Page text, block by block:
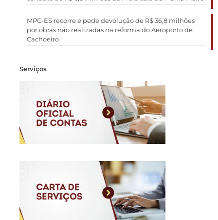
MPC-ES recorre e pede devolução de R$ 36,8 milhões
por obras não realizadas na reforma do Aeroporto de
Cachoeiro
Serviços